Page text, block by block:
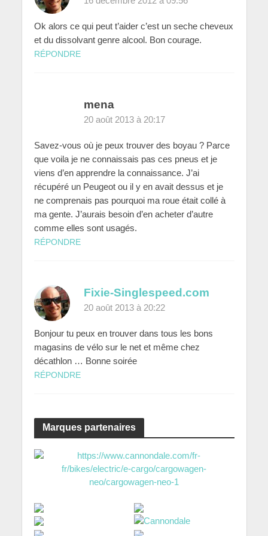
Ok alors ce qui peut t’aider c’est un seche cheveux
et du dissolvant genre alcool. Bon courage.
RÉPONDRE
mena
20 août 2013 à 20:17
Savez-vous où je peux trouver des boyau ? Parce
que voila je ne connaissais pas ces pneus et je
viens d’en apprendre la connaissance. J’ai
récupéré un Peugeot ou il y en avait dessus et je
ne comprenais pas pourquoi ma roue était collé à
ma gente. J’aurais besoin d’en acheter d’autre
comme elles sont usagés.
RÉPONDRE
Fixie-Singlespeed.com
20 août 2013 à 20:22
Bonjour tu peux en trouver dans tous les bons
magasins de vélo sur le net et même chez
décathlon … Bonne soirée
RÉPONDRE
Marques partenaires